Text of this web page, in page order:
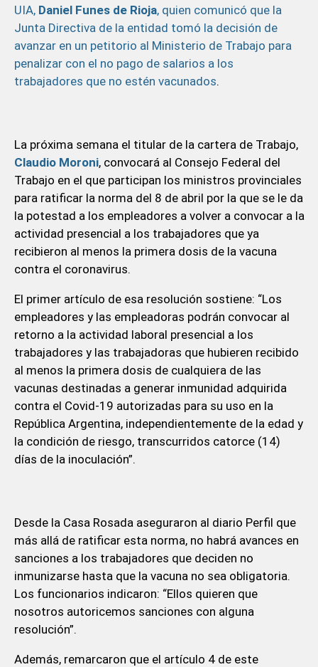
UIA, Daniel Funes de Rioja, quien comunicó que la
Junta Directiva de la entidad tomó la decisión de
avanzar en un petitorio al Ministerio de Trabajo para
penalizar con el no pago de salarios a los
trabajadores que no estén vacunados.
La próxima semana el titular de la cartera de Trabajo,
Claudio Moroni, convocará al Consejo Federal del
Trabajo en el que participan los ministros provinciales
para ratificar la norma del 8 de abril por la que se le da
la potestad a los empleadores a volver a convocar a la
actividad presencial a los trabajadores que ya
recibieron al menos la primera dosis de la vacuna
contra el coronavirus.
El primer artículo de esa resolución sostiene: “Los
empleadores y las empleadoras podrán convocar al
retorno a la actividad laboral presencial a los
trabajadores y las trabajadoras que hubieren recibido
al menos la primera dosis de cualquiera de las
vacunas destinadas a generar inmunidad adquirida
contra el Covid-19 autorizadas para su uso en la
República Argentina, independientemente de la edad y
la condición de riesgo, transcurridos catorce (14)
días de la inoculación”.
Desde la Casa Rosada aseguraron al diario Perfil que
más allá de ratificar esta norma, no habrá avances en
sanciones a los trabajadores que deciden no
inmunizarse hasta que la vacuna no sea obligatoria.
Los funcionarios indicaron: “Ellos quieren que
nosotros autoricemos sanciones con alguna
resolución”.
Además, remarcaron que el artículo 4 de este